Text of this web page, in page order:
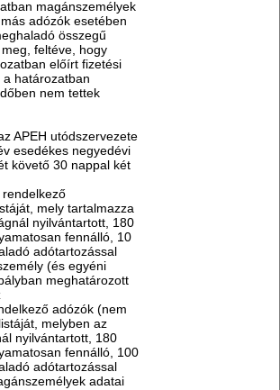
magánszemélyek
adózók esetében
összegű
feltéve, hogy
előírt fizetési
határozatban
nem tettek
APEH utódszervezete
esedékes negyedévi
követő 30 nappal két
mely tartalmazza
nyilvántartott, 180
fennálló, 10
adótartozással
(és egyéni
meghatározott
adózók (nem
melyben az
nyilvántartott, 180
fennálló, 100
adótartozással
adatai